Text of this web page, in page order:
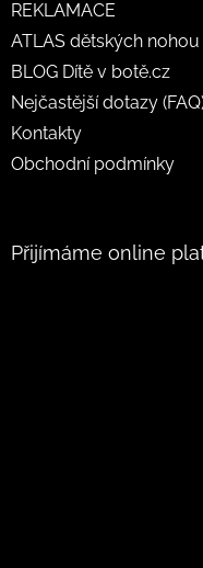
REKLAMACE
ATLAS dětských nohou
BLOG Dítě v botě.cz
Nejčastější dotazy
Kontakty
Obchodní podmínky
Přijímáme online